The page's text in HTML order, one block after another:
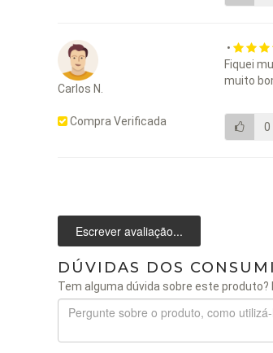
Carlos N.
Compra Verificada
•
Fiquei
muito
0
Escrever avaliação...
DÚVIDAS DOS
Tem alguma dúvida sobre este